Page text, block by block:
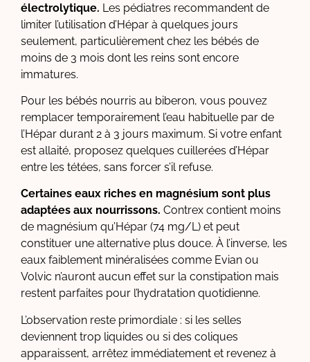
électrolytique. Les pédiatres recommandent de
limiter l’utilisation d’Hépar à quelques jours
seulement, particulièrement chez les bébés de
moins de 3 mois dont les reins sont encore
immatures.
Pour les bébés nourris au biberon, vous pouvez
remplacer temporairement l’eau habituelle par de
l’Hépar durant 2 à 3 jours maximum. Si votre enfant
est allaité, proposez quelques cuillerées d’Hépar
entre les tétées, sans forcer s’il refuse.
Certaines eaux riches en magnésium sont plus
adaptées aux nourrissons. Contrex contient moins
de magnésium qu’Hépar (74 mg/L) et peut
constituer une alternative plus douce. À l’inverse, les
eaux faiblement minéralisées comme Evian ou
Volvic n’auront aucun effet sur la constipation mais
restent parfaites pour l’hydratation quotidienne.
L’observation reste primordiale : si les selles
deviennent trop liquides ou si des coliques
apparaissent, arrêtez immédiatement et revenez à